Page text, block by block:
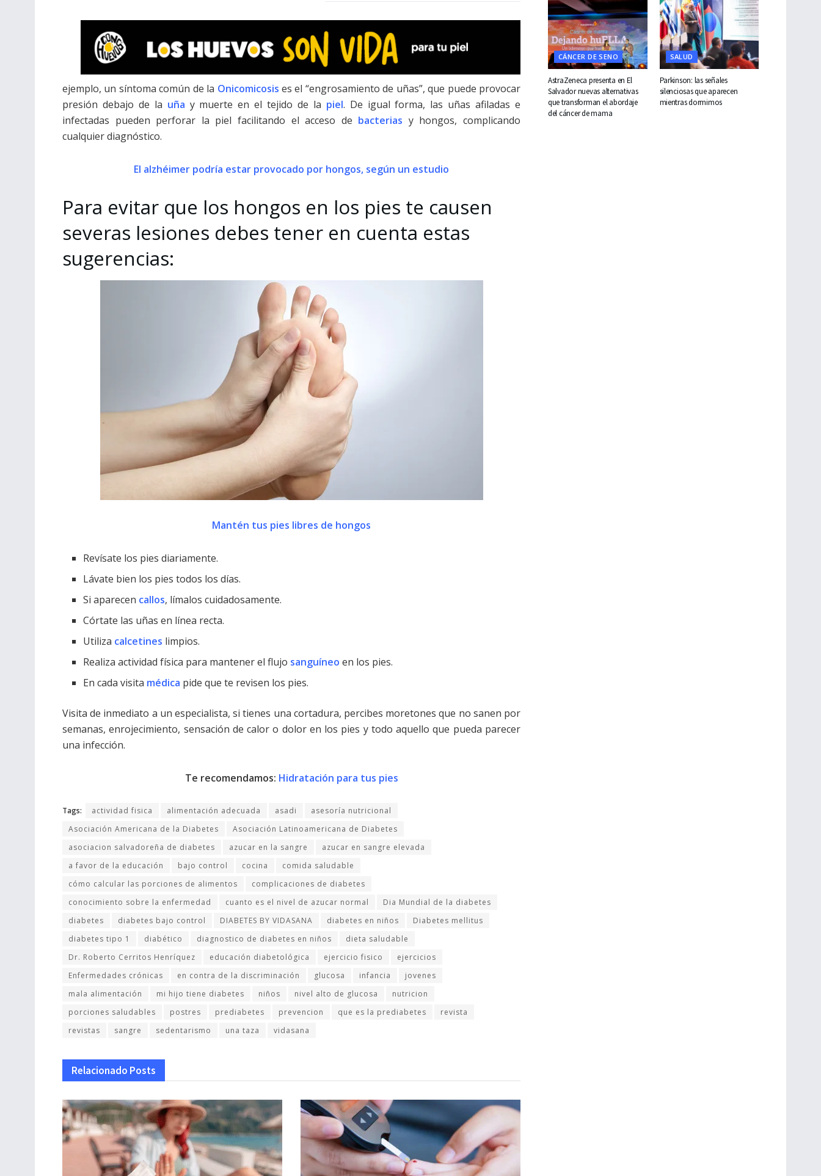
ejemplo, un síntoma común de la Onicomicosis es el “engrosamiento de uñas”, que puede provocar
presión debajo de la uña y muerte en el tejido de la piel. De igual forma, las uñas afiladas e
infectadas pueden perforar la piel facilitando el acceso de bacterias y hongos, complicando
cualquier diagnóstico.
El alzhéimer podría estar provocado por hongos, según un estudio
Para evitar que los hongos en los pies te causen
severas lesiones debes tener en cuenta estas
sugerencias:
Mantén tus pies libres de hongos
Revísate los pies diariamente.
Lávate bien los pies todos los días.
Si aparecen callos, límalos cuidadosamente.
Córtate las uñas en línea recta.
Utiliza calcetines limpios.
Realiza actividad física para mantener el flujo sanguíneo en los pies.
En cada visita médica pide que te revisen los pies.
Visita de inmediato a un especialista, si tienes una cortadura, percibes moretones que no sanen por
semanas, enrojecimiento, sensación de calor o dolor en los pies y todo aquello que pueda parecer
una infección.
Te recomendamos: Hidratación para tus pies
Tags: actividad fisica alimentación adecuada asadi
asesoría nutricional
Asociación Americana de la Diabetes
Asociación Latinoamericana de Diabetes
asociacion salvadoreña de diabetes
azucar en la sangre
azucar en sangre elevada
a favor de la educación
bajo control cocina
comida saludable
cómo calcular las porciones de alimentos
complicaciones de diabetes
conocimiento sobre la enfermedad
cuanto es el nivel de azucar normal
Dia Mundial de la diabetes
diabetes
diabetes bajo control DIABETES BY VIDASANA diabetes en niños
Diabetes mellitus
diabetes tipo 1
diabético diagnostico de diabetes en niños
dieta saludable
Dr. Roberto Cerritos Henríquez
educación diabetológica ejercicio fisico
ejercicios
Enfermedades crónicas
en contra de la discriminación glucosa infancia
jovenes
mala alimentación
mi hijo tiene diabetes niños nivel alto de glucosa
nutricion
porciones saludables
postres prediabetes prevencion que es la prediabetes
revista
revistas
sangre sedentarismo una taza vidasana
Relacionado Posts
CÁNCER DE SENO
AstraZeneca presenta en El
Salvador nuevas alternativas
que transforman el abordaje
del cáncer de mama
SALUD
Parkinson: las señales
silenciosas que aparecen
mientras dormimos